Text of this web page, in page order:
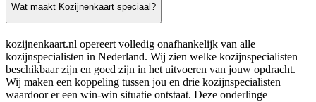
Wat maakt Kozijnenkaart speciaal?
kozijnenkaart.nl opereert volledig onafhankelijk van alle
kozijnspecialisten in Nederland. Wij zien welke kozijnspecialisten
beschikbaar zijn en goed zijn in het uitvoeren van jouw opdracht.
Wij maken een koppeling tussen jou en drie kozijnspecialisten
waardoor er een win-win situatie ontstaat. Deze onderlinge